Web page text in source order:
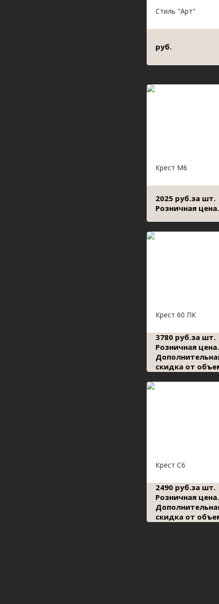
Стиль "Арт"
руб.
Крест М6
2025 руб.за шт.
Розничная цена.
Крест 60 ПК
3780 руб.за шт.
Розничная цена.
скидка от
Крест С6
2490 руб.за шт.
Розничная цена.
скидка от